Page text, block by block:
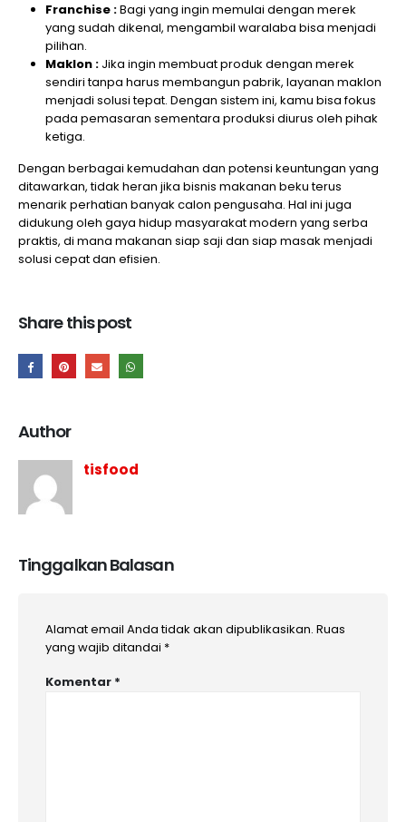
Franchise :Bagi yang ingin memulai dengan merek
yang sudah dikenal, mengambil waralaba bisa menjadi
pilihan.
Maklon :Jika ingin membuat produk dengan merek
sendiri tanpa harus membangun pabrik, layanan maklon
menjadi solusi tepat. Dengan sistem ini, kamu bisa fokus
pada pemasaran sementara produksi diurus oleh pihak
ketiga.
Dengan berbagai kemudahan dan potensi keuntungan yang
ditawarkan, tidak heran jika bisnis makanan beku terus
menarik perhatian banyak calon pengusaha. Hal ini juga
didukung oleh gaya hidup masyarakat modern yang serba
praktis, di mana makanan siap saji dan siap masak menjadi
solusi cepat dan efisien.
Share this post
Author
tisfood
Tinggalkan Balasan
Alamat email Anda tidak akan dipublikasikan. Ruas
yang wajib ditandai *
Komentar *